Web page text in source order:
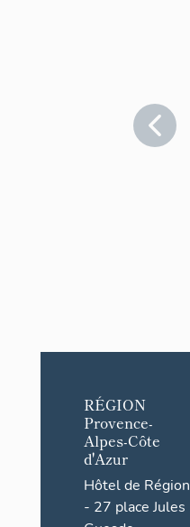
RÉGION
Provence-
Alpes-Côte
d'Azur
Hôtel de Région
- 27 place Jules